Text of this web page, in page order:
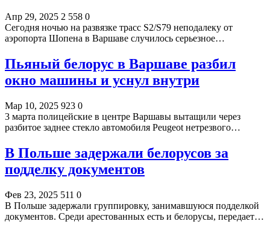
Апр 29, 2025 2 558 0
Сегодня ночью на развязке трасс S2/S79 неподалеку от
аэропорта Шопена в Варшаве случилось серьезное…
Пьяный белорус в Варшаве разбил
окно машины и уснул внутри
Мар 10, 2025 923 0
3 марта полицейские в центре Варшавы вытащили через
разбитое заднее стекло автомобиля Peugeot нетрезвого…
В Польше задержали белорусов за
подделку документов
Фев 23, 2025 511 0
В Польше задержали группировку, занимавшуюся подделкой
документов. Среди арестованных есть и белорусы, передает…